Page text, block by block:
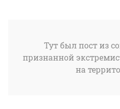
Тут был пост из
признанной
на